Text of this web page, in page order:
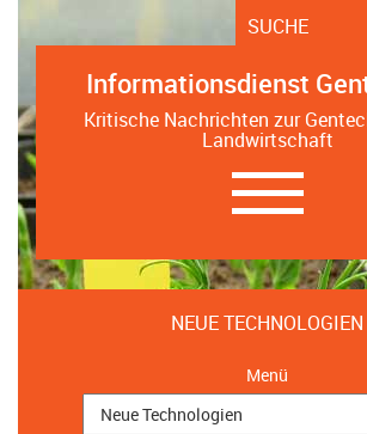
Informationsdienst
Kritische Nachrichten zur
Landwirtschaft
Navigation
ein-/
NEUE TECHNOLOGIEN
Menü